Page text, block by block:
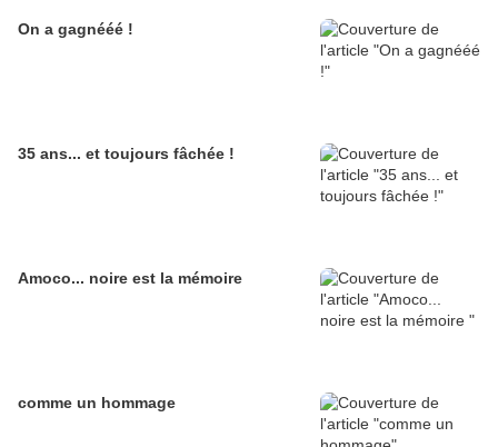
On a gagnééé !
35 ans... et toujours fâchée !
Amoco... noire est la mémoire
comme un hommage